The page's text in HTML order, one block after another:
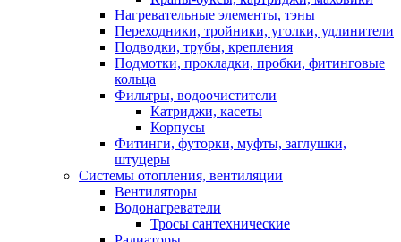
Нагревательные элементы, тэны
Переходники, тройники, уголки, удлинители
Подводки, трубы, крепления
Подмотки, прокладки, пробки, фитинговые
кольца
Фильтры, водоочистители
Катриджи, касеты
Корпусы
Фитинги, футорки, муфты, заглушки,
штуцеры
Системы отопления, вентиляции
Вентиляторы
Водонагреватели
Тросы сантехнические